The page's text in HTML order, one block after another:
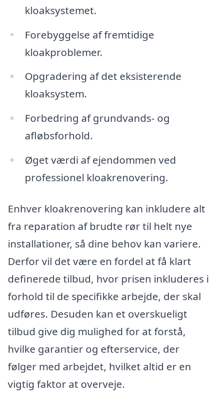
kloaksystemet.
Forebyggelse af fremtidige
kloakproblemer.
Opgradering af det eksisterende
kloaksystem.
Forbedring af grundvands- og
afløbsforhold.
Øget værdi af ejendommen ved
professionel kloakrenovering.
Enhver kloakrenovering kan inkludere alt
fra reparation af brudte rør til helt nye
installationer, så dine behov kan variere.
Derfor vil det være en fordel at få klart
definerede tilbud, hvor prisen inkluderes i
forhold til de specifikke arbejde, der skal
udføres. Desuden kan et overskueligt
tilbud give dig mulighed for at forstå,
hvilke garantier og efterservice, der
følger med arbejdet, hvilket altid er en
vigtig faktor at overveje.